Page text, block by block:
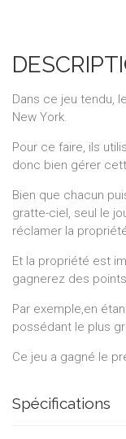
Dans ce jeu tendu,
New York.
Pour ce faire, ils
donc bien gérer
Bien que chacun
gratte-ciel, seul le
réclamer la
Et la propriété est
gagnerez des
Par exemple,en
possédant le plus
Ce jeu a gagné le
Spécifications